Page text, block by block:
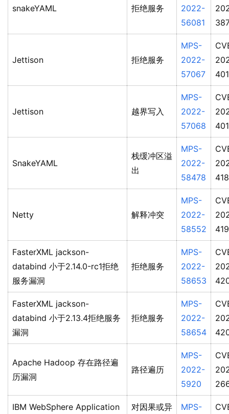
snakeYAML 拒绝服务
2022-
56081
Jettison 拒绝服务
MPS-
2022-
57067
Jettison 越界写入
MPS-
2022-
57068
SnakeYAML
栈缓冲区溢
出
MPS-
2022-
58478
Netty 解释冲突
MPS-
2022-
58552
FasterXML jackson-
databind 小于2.14.0-rc1拒绝
服务漏洞
拒绝服务
MPS-
2022-
58653
FasterXML jackson-
databind 小于2.13.4拒绝服务
漏洞
拒绝服务
MPS-
2022-
58654
Apache Hadoop 存在路径遍
历漏洞
路径遍历
MPS-
2022-
5920
IBM WebSphere Application
对因果或异
MPS-